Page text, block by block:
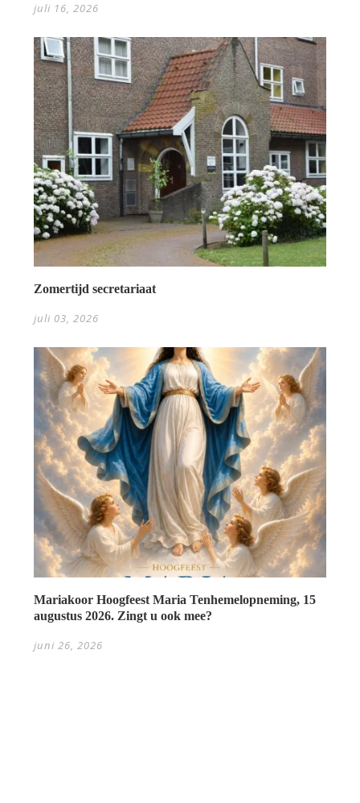
juli 16, 2026
Zomertijd secretariaat
juli 03, 2026
Mariakoor Hoogfeest Maria Tenhemelopneming, 15
augustus 2026. Zingt u ook mee?
juni 26, 2026